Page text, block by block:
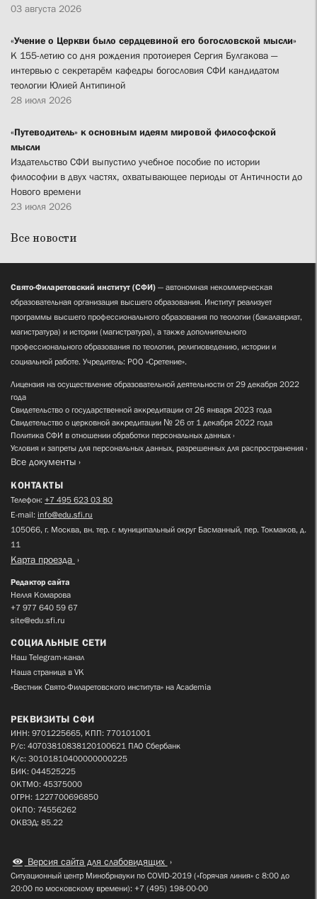
03 августа 2026
«Учение о Церкви было сердцевиной его богословской мысли»
К 155-летию со дня рождения протоиерея Сергия Булгакова —
интервью с секретарём кафедры богословия СФИ кандидатом
теологии Юлией Антипиной
28 июля 2026
«Путеводитель» к основным идеям мировой философской
мысли
Издательство СФИ выпустило учебное пособие по истории
философии в двух частях, охватывающее периоды от Античности до
Нового времени
23 июля 2026
Все новости
Свято-Филаретовский институт (СФИ) — автономная некоммерческая
образовательная организация высшего образования. Институт реализует
программы высшего профессионального образования по теологии (бакалавриат,
магистратура) и истории (магистратура), а также дополнительного
профессионального образования по теологии, религиоведению, истории и
социальной работе. Учредитель: РОО «Сретение».
Лицензия на осуществление образовательной деятельности от 29 декабря 2022
года
Свидетельство о государственной аккредитации от 26 января 2023 года
Свидетельство о церковной аккредитации № 26 от 1 декабря 2022 года
Политика СФИ в отношении обработки персональных данных
Условия и запреты для персональных данных, разрешенных для распространения
Все документы
КОНТАКТЫ
Телефон: +7 495 623 03 80
E-mail: info@edu.sfi.ru
105066, г. Москва, вн. тер. г. муниципальный округ Басманный, пер. Токмаков, д.
11
Карта проезда
Редактор сайта
Нелля Комарова
+7 977 640 59 67
site@edu.sfi.ru
СОЦИАЛЬНЫЕ СЕТИ
Наш Telegram-канал
Наша страница в VK
«Вестник Свято-Филаретовского института» на Academia
РЕКВИЗИТЫ СФИ
ИНН: 9701225665, КПП: 770101001
Р/с: 40703810838120100621 ПАО Сбербанк
К/с: 30101810400000000225
БИК: 044525225
ОКТМО: 45375000
ОГРН: 1227700696850
ОКПО: 74556262
ОКВЭД: 85.22
Версия сайта для слабовидящих
Ситуационный центр Минобрнауки по COVID-2019 («Горячая линия» с 8:00 до
20:00 по московскому времени): +7 (495) 198-00-00